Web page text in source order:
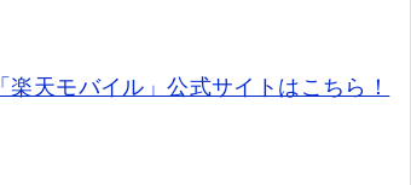
「楽天モバイル」公式サイトはこちら！